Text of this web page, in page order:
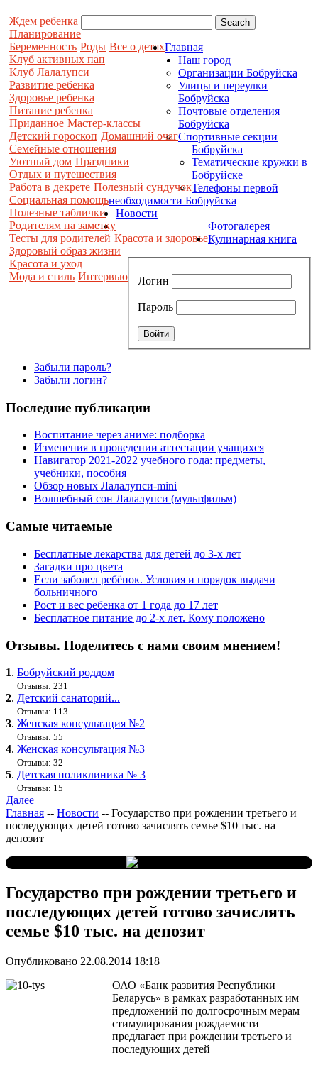
Ждем ребенка
Планирование
Беременность Роды Все о детях
Клуб активных пап
Клуб Лалалупси
Развитие ребенка
Здоровье ребенка
Питание ребенка
Приданное Мастер-классы
Детский гороскоп Домашний очаг
Семейные отношения
Уютный дом Праздники
Отдых и путешествия
Работа в декрете Полезный сундучок
Социальная помощь
Полезные таблички
Родителям на заметку
Тесты для родителей Красота и здоровье
Здоровый образ жизни
Красота и уход
Мода и стиль Интервью
Главная
Наш город
Организации Бобруйска
Улицы и переулки
Бобруйска
Почтовые отделения
Бобруйска
Спортивные секции
Бобруйска
Тематические кружки в
Бобруйске
Телефоны первой
необходимости Бобруйска
Новости
Фотогалерея
Кулинарная книга
Логин
Пароль
Забыли пароль?
Забыли логин?
Последние публикации
Воспитание через аниме: подборка
Изменения в проведении аттестации учащихся
Навигатор 2021-2022 учебного года: предметы,
учебники, пособия
Обзор новых Лалалупси-mini
Волшебный сон Лалалупси (мультфильм)
Самые читаемые
Бесплатные лекарства для детей до 3-х лет
Загадки про цвета
Если заболел ребёнок. Условия и порядок выдачи
больничного
Рост и вес ребенка от 1 года до 17 лет
Бесплатное питание до 2-х лет. Кому положено
Отзывы. Поделитесь с нами своим мнением!
1. Бобруйский роддом
Отзывы: 231
2. Детский санаторий...
Отзывы: 113
3. Женская консультация №2
Отзывы: 55
4. Женская консультация №3
Отзывы: 32
5. Детская поликлиника № 3
Отзывы: 15
Далее
Главная -- Новости -- Государство при рождении третьего и
последующих детей готово зачислять семье $10 тыс. на
депозит
Государство при рождении третьего и
последующих детей готово зачислять
семье $10 тыс. на депозит
Опубликовано 22.08.2014 18:18
ОАО «Банк развития Республики
Беларусь» в рамках разработанных им
предложений по долгосрочным мерам
стимулирования рождаемости
предлагает при рождении третьего и
последующих детей